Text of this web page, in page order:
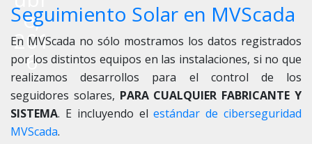
e,
201
6
Seguimiento Solar en MVScada
En MVScada no sólo mostramos los datos registrados
por los distintos equipos en las instalaciones, si no que
realizamos desarrollos para el control de los
seguidores solares, PARA CUALQUIER FABRICANTE Y
SISTEMA. E incluyendo elestándar de ciberseguridad
MVScada.